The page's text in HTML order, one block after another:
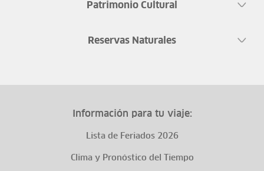
Patrimonio Cultural
Reservas Naturales
Información para tu viaje:
Lista de Feriados 2026
Clima y Pronóstico del Tiempo